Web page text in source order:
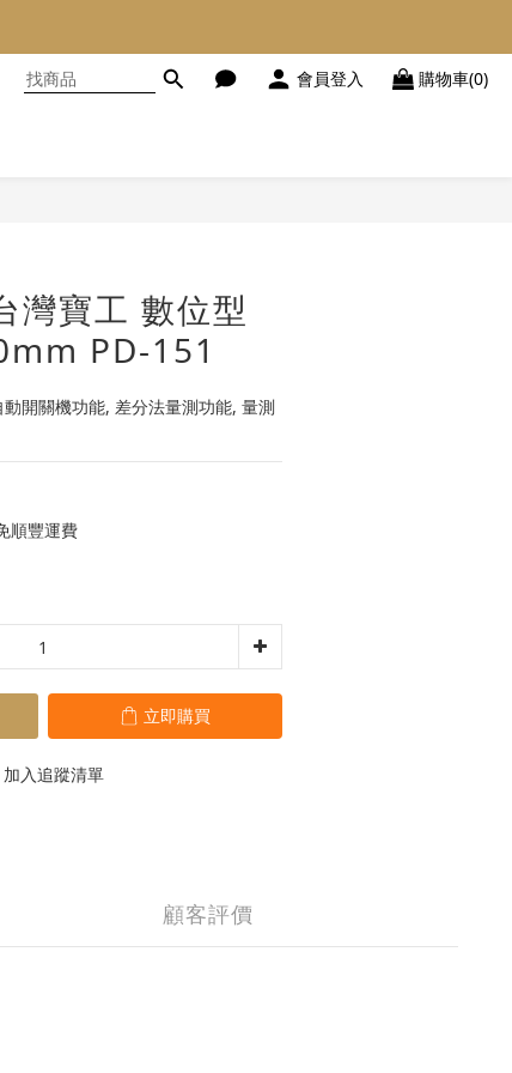
會員登入 購物車(0)
灣寶工 數位型
PD-151
開關機功能, 差分法量測功能, 量測
順豐運費
立即購買
加入追蹤清單
顧客評價